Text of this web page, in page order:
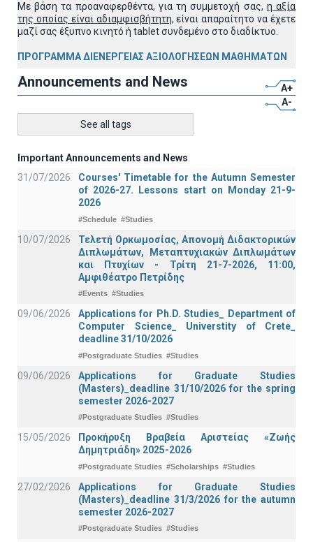
Με βάση τα προαναφερθέντα, για τη συμμετοχή σας, η αξία
της οποίας είναι αδιαμφισβήτητη, είναι απαραίτητο να έχετε
μαζί σας έξυπνο κινητό ή tablet συνδεμένο στο διαδίκτυο.
ΠΡΟΓΡΑΜΜΑ ΔΙΕΝΕΡΓΕΙΑΣ ΑΞΙΟΛΟΓΗΣΕΩΝ ΜΑΘΗΜΑΤΩΝ
Announcements and News
A+
A-
See all tags
Important Announcements and News
31/07/2026
Courses' Timetable for the Autumn Semester
of 2026-27. Lessons start on Monday 21-9-
2026
#Schedule #Studies
10/07/2026
Τελετή Ορκωμοσίας, Απονομή Διδακτορικών
Διπλωμάτων, Μεταπτυχιακών Διπλωμάτων
και Πτυχίων - Τρίτη 21-7-2026, 11:00,
Αμφιθέατρο Πετρίδης
#Events #Studies
09/06/2026
Applications for Ph.D. Studies_ Department of
Computer Science_ Universtity of Crete_
deadline 31/10/2026
#Postgraduate Studies #Studies
09/06/2026
Applications for Graduate Studies
(Masters)_deadline 31/10/2026 for the spring
semester 2026-2027
#Postgraduate Studies #Studies
15/05/2026
Προκήρυξη Βραβεία Αριστείας «Ζωής
Δημητριάδη» 2025-2026
#Postgraduate Studies #Scholarships #Studies
27/02/2026
Applications for Graduate Studies
(Masters)_deadline 31/3/2026 for the autumn
semester 2026-2027
#Postgraduate Studies #Studies